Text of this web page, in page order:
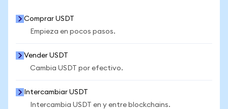
Comprar USDT
Empieza en pocos pasos.
Vender USDT
Cambia USDT por efectivo.
Intercambiar USDT
Intercambia USDT en y entre blockchains.